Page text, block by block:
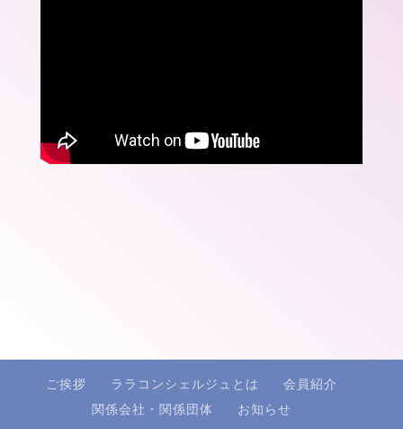
ご挨拶 ララコンシェルジュとは
会員紹介
関係会社・関係団体
お知らせ